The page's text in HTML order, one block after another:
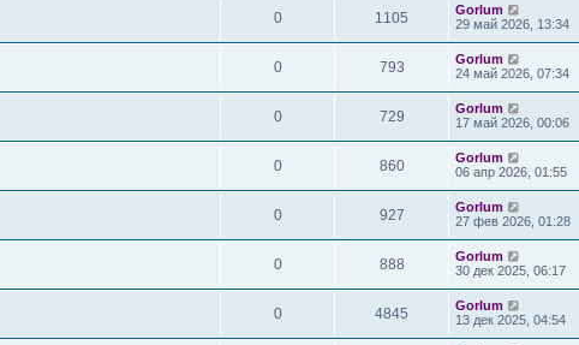
0 1105
Gorlum
29 май 2026, 13:34
0 793
Gorlum
24 май 2026, 07:34
0 729
Gorlum
17 май 2026, 00:06
0 860
Gorlum
06 апр 2026, 01:55
0 927
Gorlum
27 фев 2026, 01:28
0 888
Gorlum
30 дек 2025, 06:17
0 4845
Gorlum
13 дек 2025, 04:54